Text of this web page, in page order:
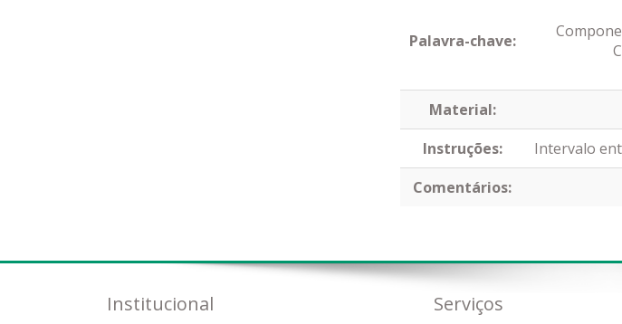
Palavra-chave:
Material:
Instruções:
Intervalo
Comentários:
Institucional Serviços